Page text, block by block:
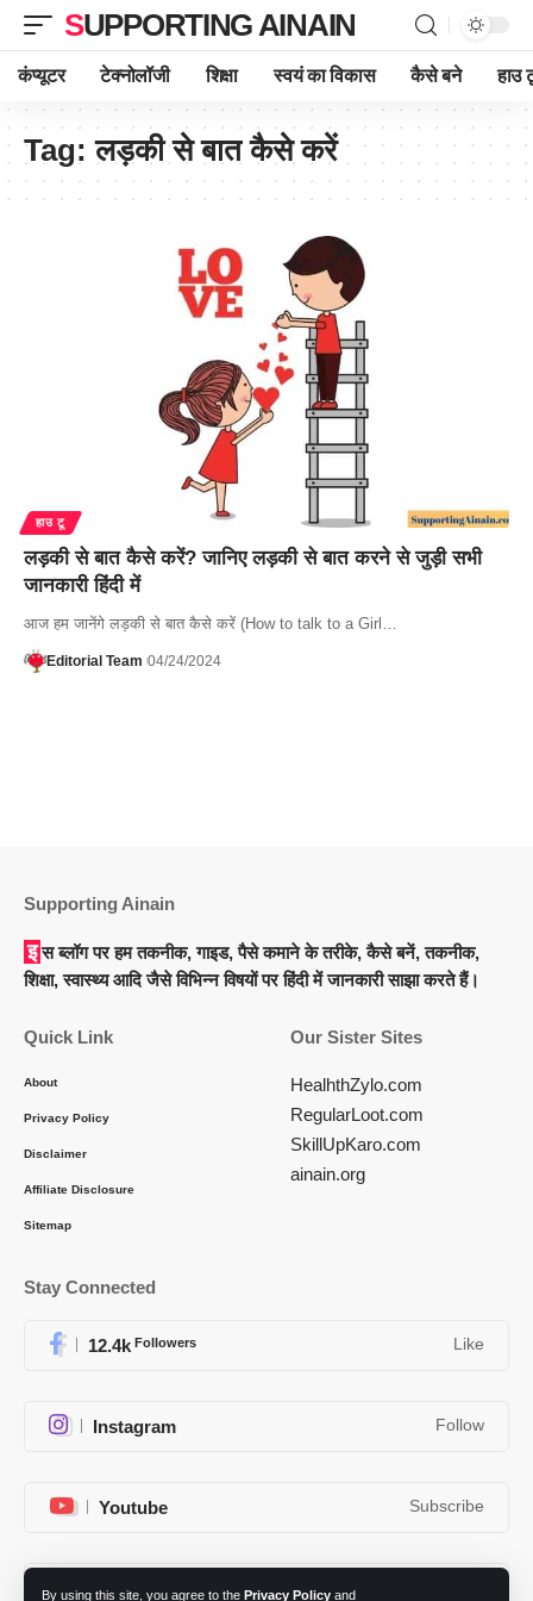
By using this site, you agree to the Privacy Policy and
SUPPORTING AINAIN
कंप्यूटर टेक्नोलॉजी शिक्षा स्वयं का विकास कैसे बने हाउ
Tag:लड़की से बात कैसे करें
हाउ टू
लड़की से बात कैसे करें? जानिए लड़की से बात करने से जुड़ी सभी
जानकारी हिंदी में
आज हम जानेंगे लड़की से बात कैसे करें (How to talk to a Girl…
Editorial Team 04/24/2024
Supporting Ainain
इस ब्लॉग पर हम तकनीक, गाइड, पैसे कमाने के तरीके, कैसे बनें, तकनीक,
शिक्षा, स्वास्थ्य आदि जैसे विभिन्न विषयों पर हिंदी में जानकारी साझा करते हैं।
Quick Link
About
Privacy Policy
Disclaimer
Affiliate Disclosure
Sitemap
Our Sister Sites
HealhthZylo.com
RegularLoot.com
SkillUpKaro.com
ainain.org
Stay Connected
12.4k Followers Like
Instagram Follow
Youtube Subscribe
Telegram